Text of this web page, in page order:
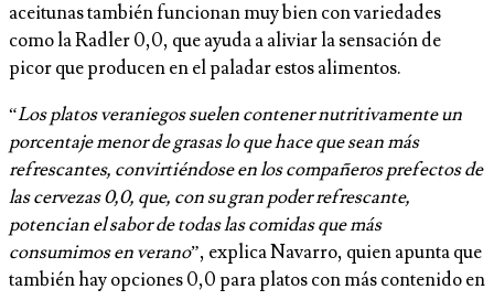
aceitunas también funcionan muy bien con variedades
como la Radler 0,0, que ayuda a aliviar la sensación de
picor que producen en el paladar estos alimentos.
“Los platos veraniegos suelen contener nutritivamente un
porcentaje menor de grasas lo que hace que sean más
refrescantes, convirtiéndose en los compañeros prefectos de
las cervezas 0,0, que, con su gran poder refrescante,
potencian el sabor de todas las comidas que más
consumimos en verano”, explica Navarro, quien apunta que
también hay opciones 0,0 para platos con más contenido en